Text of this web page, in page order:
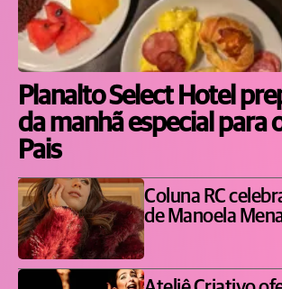
Planalto Select Hotel
da manhã especial para
Pais
Coluna RC
de Manoela